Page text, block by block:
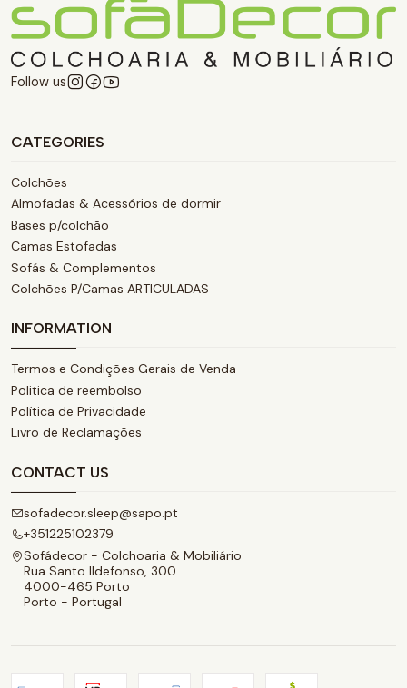
Follow us
CATEGORIES
Colchões
Almofadas & Acessórios de dormir
Bases p/colchão
Camas Estofadas
Sofás & Complementos
Colchões P/Camas ARTICULADAS
INFORMATION
Termos e Condições Gerais de Venda
Politica de reembolso
Política de Privacidade
Livro de Reclamações
CONTACT US
sofadecor.sleep@sapo.pt
+351225102379
Sofádecor - Colchoaria & Mobiliário
Rua Santo Ildefonso, 300
4000-465 Porto
Porto - Portugal